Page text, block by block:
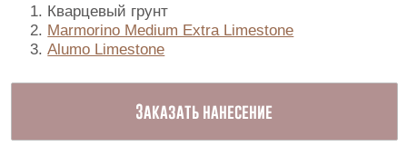
Кварцевый грунт
Marmorino Medium Extra Limestone
Alumo Limestone
Заказать нанесение